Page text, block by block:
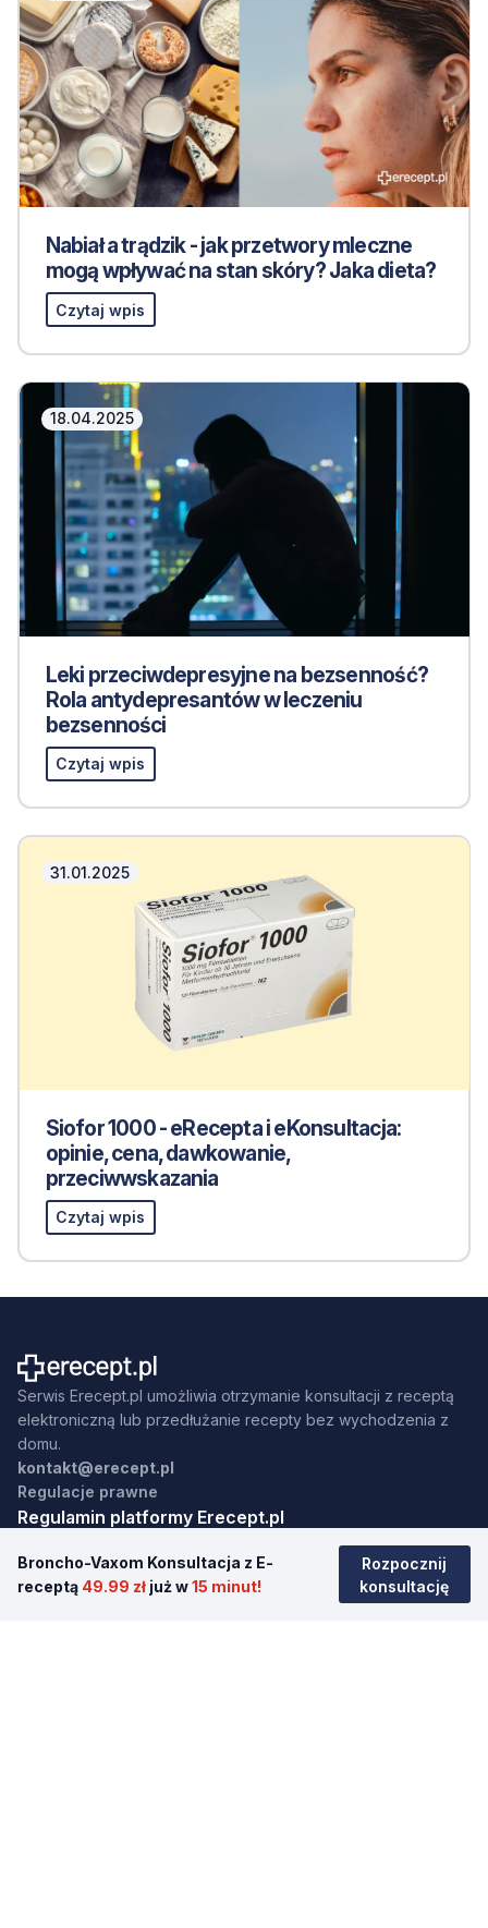
Broncho-Vaxom Konsultacja z E-
receptą 49.99 zł już w15 minut!
Rozpocznij
konsultację
Nabiał a trądzik - jak przetwory mleczne
mogą wpływać na stan skóry? Jaka dieta?
Czytaj wpis
18.04.2025
Leki przeciwdepresyjne na bezsenność?
Rola antydepresantów w leczeniu
bezsenności
Czytaj wpis
31.01.2025
Siofor 1000 - eRecepta i eKonsultacja:
opinie, cena, dawkowanie,
przeciwwskazania
Czytaj wpis
Serwis Erecept.pl umożliwia otrzymanie konsultacji z receptą
elektroniczną lub przedłużanie recepty bez wychodzenia z
domu.
kontakt@erecept.pl
Regulacje prawne
Regulamin platformy Erecept.pl
Polityka Prywatności
Regulamin nagrywania rozmów telefonicznych